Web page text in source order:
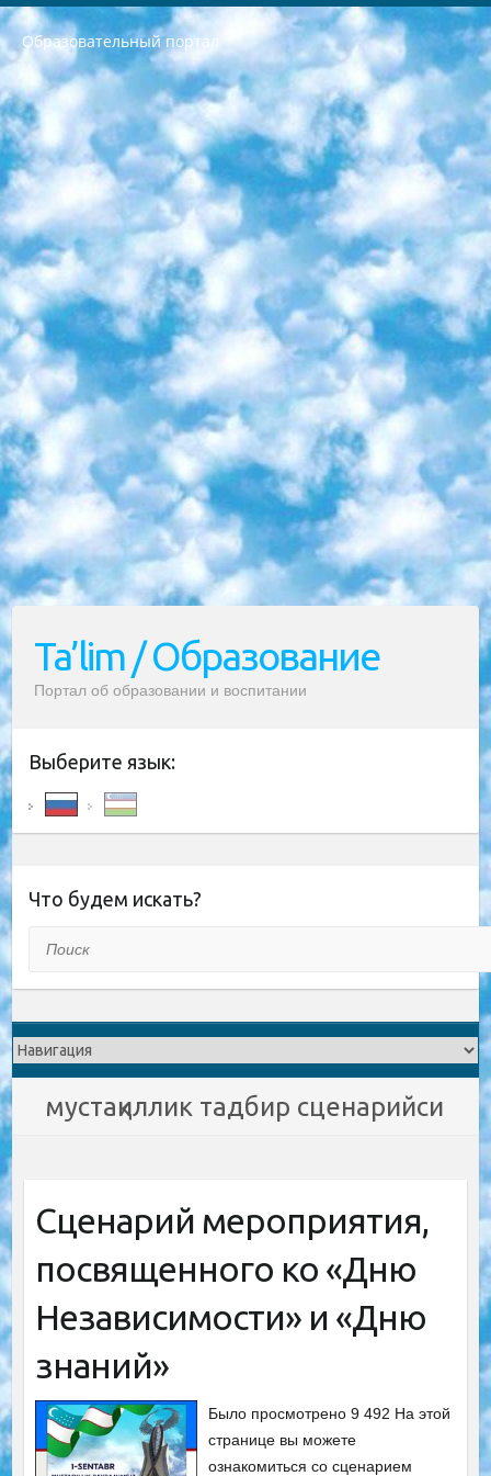
Образовательный портал
РЕСПУБЛИКА УЗБЕКИСТАН МИНИСТРЕРСТВО ДОШКОЛЬНОГО И ШКОЛЬНОГО ОБРАЗОВАНИЯ КОМАНДА в общеобразовательных учреждениях в 2023-2024 учебном году организация и проведение итоговой государственной аттестации обучающихся о Министра дошкольного и школьного образования Республики Узбекистан от 4 марта 2008 года (постановлением Минюста от 20 марта 2008 года № 1778 государственной регистрации) «Итоговое состояние учащихся общего среднего образования на основании положения об утверждении положения об аттестации общего среднего образования выпускной экзамен студентов в образовательных учреждениях в 2023-2024 учебном году В целях организации и прохождения аттестации приказываю: 1. Следующее: перечень предметов, по которым будет проводиться итоговая государственная аттестация и экзамен формы перевода согласно приложению 1; сертификаты международного образца, оценивающие уровень владения иностранными языками перечень согласно приложению 2; 2. Педагогический при специализированных образовательных учреждениях. научно-практический центр квалификации и международной оценки (Д.Давидова) 2024 г. До 25 марта: задания по предметам, по которым будет проводиться итоговая аттестация разработка и утверждение технических условий; итоговая аттестация на основании разработанного предметного задания разработка вопросов по предметам (устно и письменно), экзамен передача; общеобразовательные средние школы и специальные учебные заведения учащиеся выпускных классов школ и интернатов в агентской системе подготовка базы данных экзаменационных материалов и критериев оценки; перевод базы экзаменационных материалов на все языки обучения подать в Республиканский образовательный центр для изготовления; варианты экзаменов на основе разработанных контрольных материалов пусть будут поставлены задачи формирования. 3. Республиканский образовательный центр (Ш.Худайкулов) до 5 апреля 2024 года. до: база данных предоставленных экзаменационных материалов на все языки обучения перевод и экспертиза; для слепых, слабовидящих, глухих, слабослышащих и умственно отсталых детей учащиеся выпускных классов специализированных школ и школ-интернатов база данных экзаменационных материалов на всех преподаваемых языках подготовка критериев оценки; специализированные школы для умственно отсталых детей и технологии для учащихся выпускных классов школ-интернатов разработка соответствующих рекомендаций и критериев проведения ЕГЭ по естествознанию давать задания. 4. Педагогический при специализированных образовательных учреждениях. Научно-практический центр навыков и международной оценки (Д.Давидова), Республика образовательный центр (Худайкулов Ш.) итоговый государственный аттестационный экзамен ориентирован на творческое и логическое мышление при подготовке базы материалов учитывать введение заданий. 5. Следует отметить, что: сертификат государственного образца о знании общеобразовательного предмета и как минимум национальный уровень B1 по предметам на иностранных языках, указанным в Приложении 2. или международно признанный сертификат эквивалентного уровня студенты, изучающие определенный предмет, освобождаются от экзамена; по соответствующим предметам запланирована итоговая государственная аттестация за день до дня, путем жеребьевки Рабочей группой (в письменной форме по предметам, проводимым в форме) из числа сформированных вариантов выбрано 2 варианта; 2 выбранных варианта экзамена анонсированы на официальном сайте министерства и все выпускники по всей стране на основе этих вариантов проводит итоговую государственную аттестацию. 6. Государственное образование учащихся средних общеобразовательных учреждений. знания в соответствии с квалификационными требованиями, которые необходимо приобрести на основании стандартов итоговый (выпускной) контроль для 9 и 11 классов в целях тестирования Экзамены (далее – экзамены) состоят из предметов, перечисленных в приложении 1. будет сделано. 7. Экзамены пройдут с 26 мая по 15 июня 2024 г. (кроме науки физического воспитания). 8. Физическая для учащихся 9 классов общесредних образовательных учреждений. Экзамены по предмету «Образование, квалификация медицина» 1-6 мая 2024 года. сотрудники перевести под присмотр (с отклонениями в физическом или умственном развитии) специализированная школа для детей, школы-интернаты и со сколиозом школы-интернаты санаторного типа для больных детей исключены). 9. Он был слепым, слабовидящим и имел нарушения опорно-двигательного аппарата. экзамены в специализированных школах и интернатах для детей должны проводиться исходя из требований, предъявляемых к общеобразовательным учреждениям (физкультура кроме науки). 10. Специализированная школа для глухих и слабослышащих детей. и экзамены в интернатах и быть реализован в виде письменного теста по математике. 11. Специальность для умственно отсталых детей. Для 9 класса Родной язык и литературное письмо Государственный язык (язык обучения – узбекский). для неклассов) написано Математическое письмо Письменная/устная история Узбекистана Физическое воспитание практично Итоговый контроль Для 11 класса Написание родного языка и литературы (эссе) Математическое письмо Узбекский язык (обучение на узбекском языке) не посещающее общее среднее образование для учреждений)/Образовательное учреждение выбор письменный и устный Иностранный язык письменный/устный Письменная/устная история Узбекистана *По выбору студента:  Химия  Физика  Основы государственного права  География 10 бесплатных образовательных ресурсов - Мы составили подборку онлайн-проектов с интерактивными упражнениями, видеолекциями и статьями. Они помогут вам обрести новые и освежить старые знания бесплатно. 1. «ИНТУИТ» Старейшая образовательная площадка Рунета. Здесь вы найдёте сотни текстовых и видеокурсов на десятки различных тем — от программирования до психологии. Многие курсы подготовлены российскими университетами и крупными международными компаниями вроде Intel и Microsoft. Самостоятельное обучение бесплатное, но желающие могут оплатить услуги персональных наставников. 2. «Смартия» знакомит с актуальными профессиями и подсказывает, как им обучаться. Выбрав заинтересовавшую вас специальность — SMM-специалист, фотограф, веб-дизайнер или другую, — увидите список необходимых для неё умений. Чтобы вы могли освоить их самостоятельно, для каждого умения площадка отображает подборку ссылок на учебные материалы. Хотя «Смартия» ориентируется на русскоязычную аудиторию, часть контента всё же доступна только на английском. 3. «Лекторий Физтеха» Проект Московского физико-технического института (Физтеха). С его помощью вы можете смотреть онлайн серии лекций, записанные на видео в этом вузе. В числе доступных предметов — физика, биология, химия, информационные технологии и другие. К некоторым лекциям администрация ресурса прилагает готовые конспекты, которые можно скачивать в PDF-формате. 4. ITMOcourses Онлайн-площадка Санкт-Петербургского национального исследовательского университета информационных технологий, механики и оптики (ИТМО). Ресурс предоставляет свободный доступ к курсам, разработанным в этом вузе. Каталог материалов разбит на четыре категории: «Оптические системы и технологии», «Приборостроение и робототехника», «Информационные технологии» и «Биотехнологии». Курсы состоят из видеолекций, интерактивных демонстраций и заданий. 5. «КиберЛенинка» Электронная научная библиотека открытого доступа. Каталог площадки регулярно обрастает текстами статей из различных научных изданий. Сгруппированные по журналам и рубрикам публикации можно читать онлайн или скачивать целиком в PDF-формате. Проект нацелен на популяризацию науки за счёт открытого доступа к качественной информации. 6. «ПостНаука» На этом ресурсе публикуют подборки видеолекций, составленные экспертами из разных отраслей и объединённые общими темами. Среди них, к примеру, есть серии «Биоинформатика и геномика», «Культура средневековой Скандинавии» и Cinema Studies о теории кино. Каждая подборка лекций — логически связанная история, рассказанная экспертом от первого лица. Кроме того, на сайте появляются научно-образовательные статьи и тесты на разные темы. 7. «Newочём» Команда проекта «Newочём» отбирает самые интересные тексты из англоязычных СМИ и переводит те из них, за которые голосуют участники сообщества «ВКонтакте». По большей части это научно-популярные статьи. Редакторы придумывают лишь заголовки, в остальном содержание переводов соответствует оригиналам. Полные тексты можно читать прямо в социальной сети. 8. InternetUrok Онлайн-база материалов по основным дисциплинам школьной программы. Информация на сайте структурирована по классам, предметам и темам (урокам). Каждый урок состоит из видеолекций и конспектов. Есть также интерактивные тренажёры и тесты для закрепления пройденного материала. Даже если вы давно окончили школу, возможность повторить программу старших классов всегда может пригодиться. 9. Edutainme Ещё один ресурс об образовании. В отличие от Newtonew, как мне кажется, Edutainme больше ориентируется на представителей индустрии: педагогов, предпринимателей, разработчиков образовательных проектов. Но и любой, кто просто стремится к саморазвитию, найдёт на сайте много полезного и интересного для себя. Например, информацию о новых курсах и образовательных сервисах. 10. Newtonew Онлайн-медиа об образовании и обучении в широком смысле. Авторы Newtonew пишут об инструментах, заведениях, тактиках и стратегиях, которые помогают учить других и получать новые знания самостоятельно. На этой площадке вы найдёте новости, обзоры, аналитические мат
Ta’lim / Образование
Портал об образовании и воспитании
Выберите язык:
Что будем искать?
мустақиллик тадбир сценарийси
Сценарий мероприятия,
посвященного ко «Дню
Независимости» и «Дню
знаний»
Было просмотрено 9 492 На этой
странице вы можете
ознакомиться со сценарием